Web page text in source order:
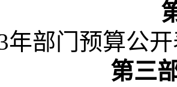
年部门预算公
第三